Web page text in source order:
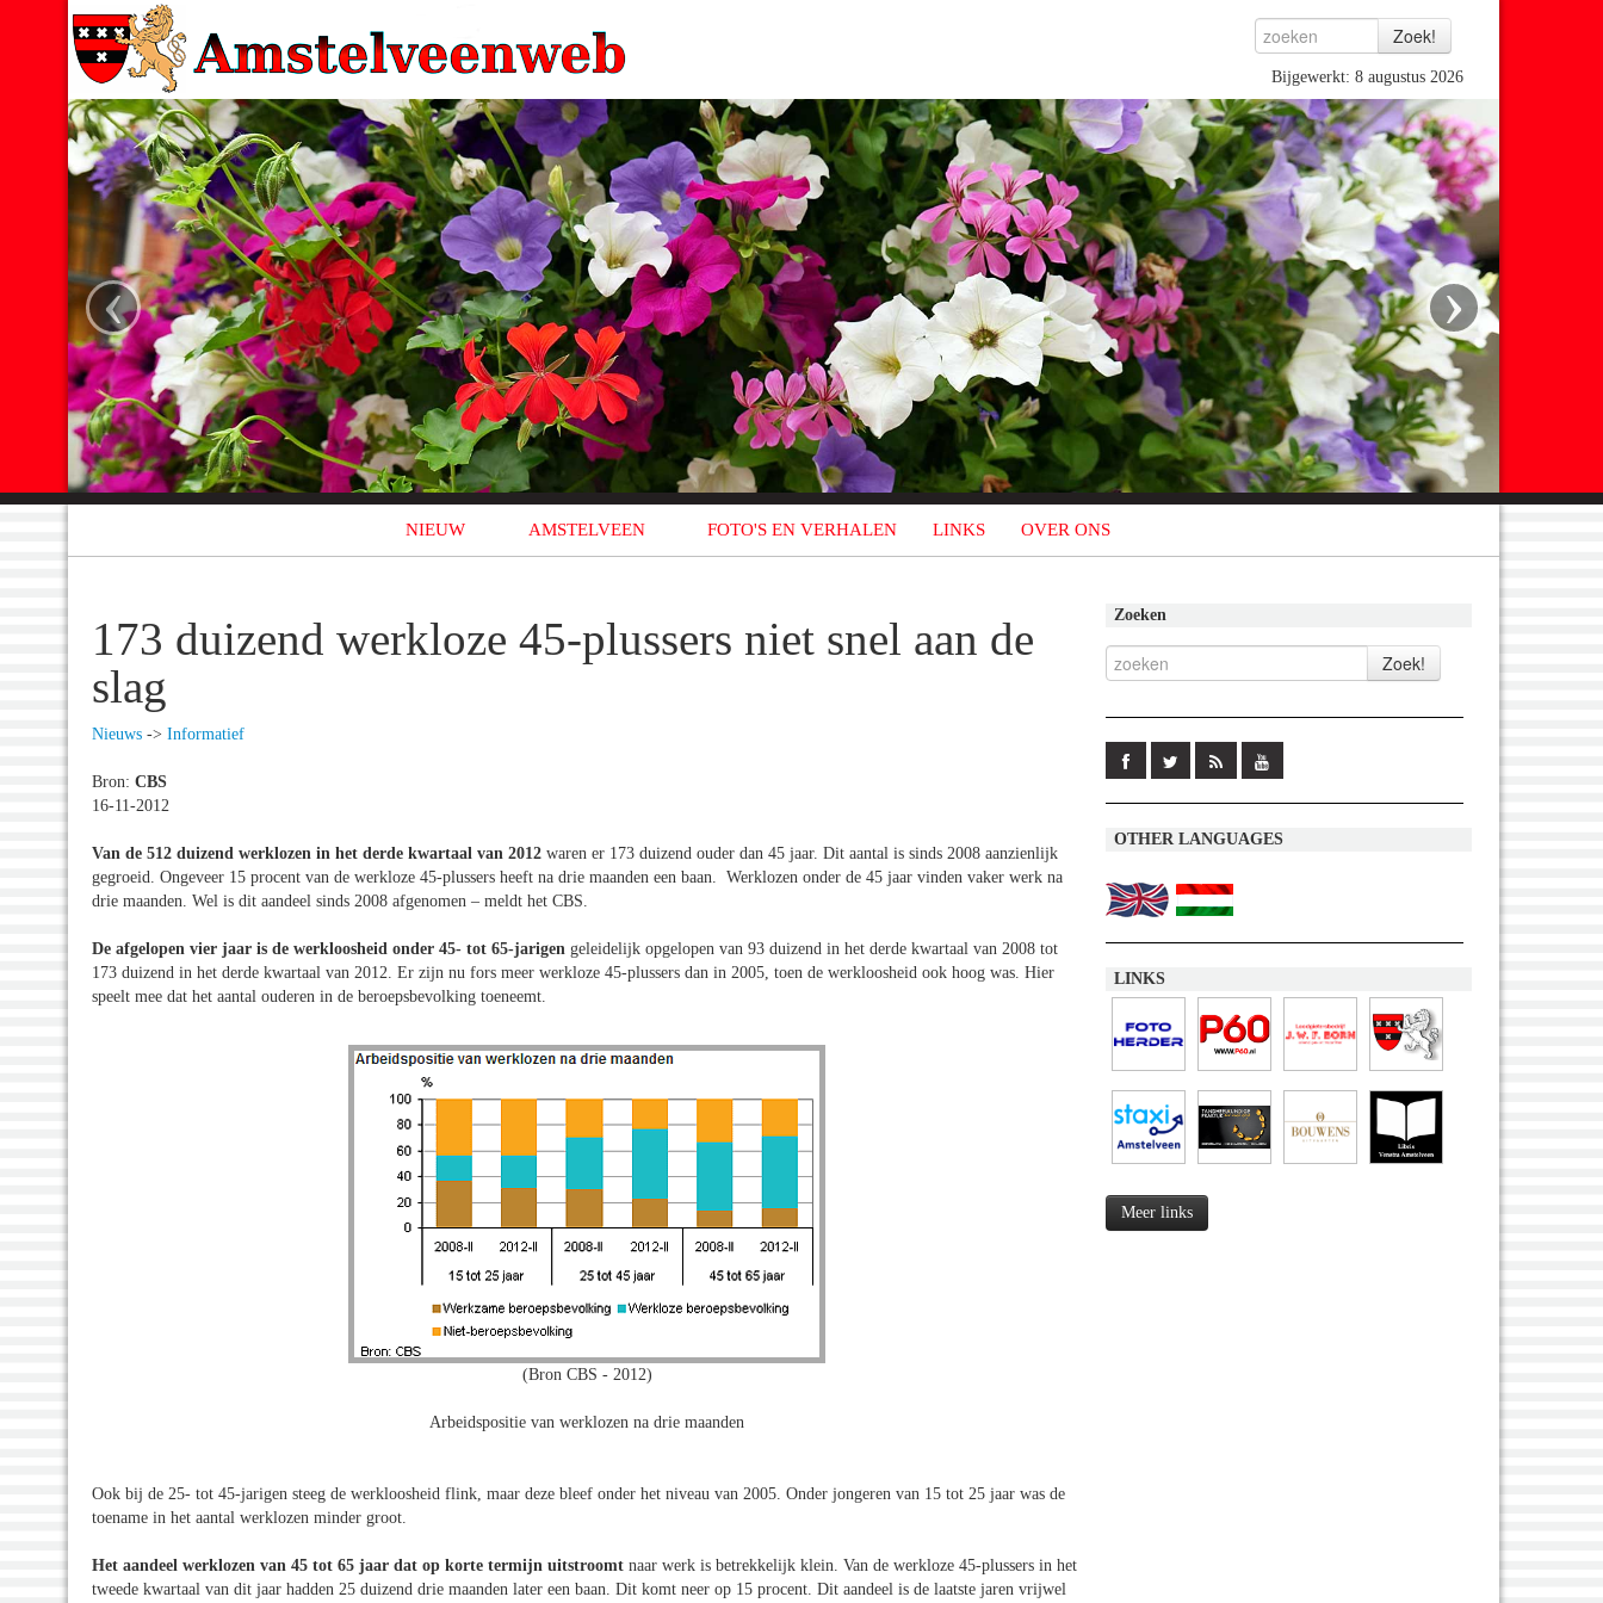
Bijgewerkt: 8 augustus 2026
‹ ›
NIEUW AMSTELVEEN FOTO'S EN VERHALEN LINKS OVER ONS
173 duizend werkloze 45-plussers niet snel aan de
slag
Nieuws -> Informatief
Bron: CBS
16-11-2012
Van de 512 duizend werklozen in het derde kwartaal van 2012 waren er 173 duizend ouder dan 45 jaar. Dit aantal is sinds 2008 aanzienlijk
gegroeid. Ongeveer 15 procent van de werkloze 45-plussers heeft na drie maanden een baan. Werklozen onder de 45 jaar vinden vaker werk na
drie maanden. Wel is dit aandeel sinds 2008 afgenomen – meldt het CBS.
De afgelopen vier jaar is de werkloosheid onder 45- tot 65-jarigen geleidelijk opgelopen van 93 duizend in het derde kwartaal van 2008 tot
173 duizend in het derde kwartaal van 2012. Er zijn nu fors meer werkloze 45-plussers dan in 2005, toen de werkloosheid ook hoog was. Hier
speelt mee dat het aantal ouderen in de beroepsbevolking toeneemt.
(Bron CBS - 2012)
Arbeidspositie van werklozen na drie maanden
Ook bij de 25- tot 45-jarigen steeg de werkloosheid flink, maar deze bleef onder het niveau van 2005. Onder jongeren van 15 tot 25 jaar was de
toename in het aantal werklozen minder groot.
Het aandeel werklozen van 45 tot 65 jaar dat op korte termijn uitstroomt naar werk is betrekkelijk klein. Van de werkloze 45-plussers in het
tweede kwartaal van dit jaar hadden 25 duizend drie maanden later een baan. Dit komt neer op 15 procent. Dit aandeel is de laatste jaren vrijwel
Zoeken
OTHER LANGUAGES
LINKS
Meer links